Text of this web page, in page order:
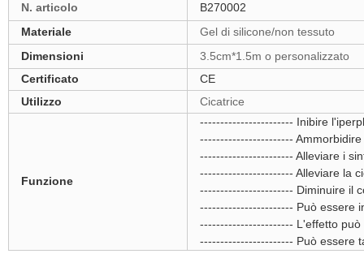
N. articolo
B270002
Materiale
Gel di silicone/non tessuto
Dimensioni
3.5cm*1.5m o personalizzato
Certificato
CE
Utilizzo
Cicatrice
Funzione
----------------------- Inibire
-----------------------
----------------------- Alleviare i
----------------------- Alleviare la
----------------------- Diminuire il
----------------------- Può essere
----------------------- L'effetto può
----------------------- Può essere